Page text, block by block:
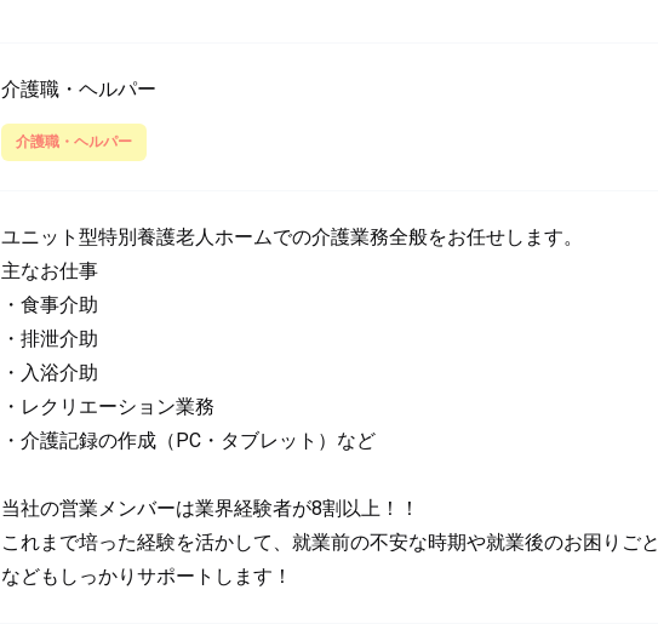
介護職・ヘルパー
介護職・ヘルパー
ユニット型特別養護老人ホームでの介護業務全般をお任せします。
主なお仕事
・食事介助
・排泄介助
・入浴介助
・レクリエーション業務
・介護記録の作成（PC・タブレット）など
当社の営業メンバーは業界経験者が8割以上！！
これまで培った経験を活かして、就業前の不安な時期や就業後のお困りごと
などもしっかりサポートします！